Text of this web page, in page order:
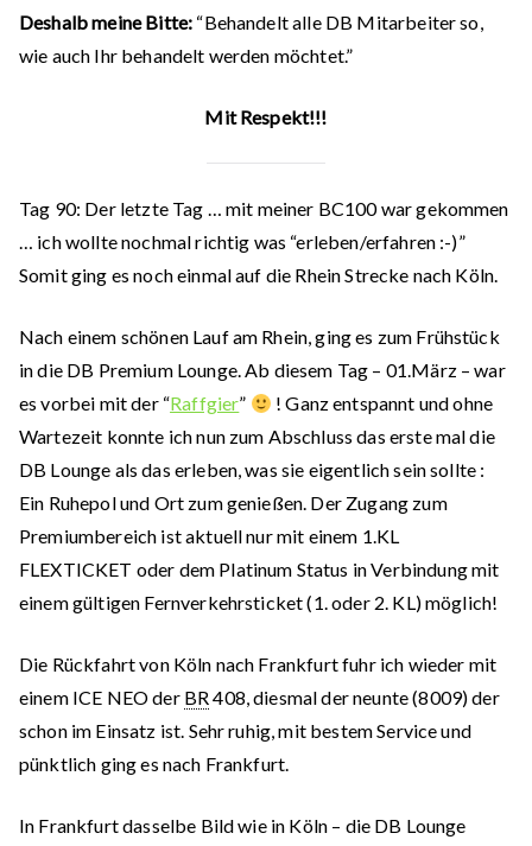
Deshalb meine Bitte: “Behandelt alle DB Mitarbeiter so,
wie auch Ihr behandelt werden möchtet.”
Mit Respekt!!!
Tag 90: Der letzte Tag … mit meiner BC100 war gekommen
… ich wollte nochmal richtig was “erleben/erfahren :-)”
Somit ging es noch einmal auf die Rhein Strecke nach Köln.
Nach einem schönen Lauf am Rhein, ging es zum Frühstück
in die DB Premium Lounge. Ab diesem Tag – 01.März – war
es vorbei mit der “Raffgier”
! Ganz entspannt und ohne
Wartezeit konnte ich nun zum Abschluss das erste mal die
DB Lounge als das erleben, was sie eigentlich sein sollte :
Ein Ruhepol und Ort zum genießen. Der Zugang zum
Premiumbereich ist aktuell nur mit einem 1.KL
FLEXTICKET oder dem Platinum Status in Verbindung mit
einem gültigen Fernverkehrsticket (1. oder 2. KL) möglich!
Die Rückfahrt von Köln nach Frankfurt fuhr ich wieder mit
einem ICE NEO der BR408, diesmal der neunte (8009) der
schon im Einsatz ist. Sehr ruhig, mit bestem Service und
pünktlich ging es nach Frankfurt.
In Frankfurt dasselbe Bild wie in Köln – die DB Lounge